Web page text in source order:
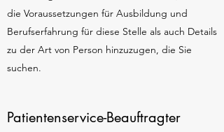
die Voraussetzungen für Ausbildung und
Berufserfahrung für diese Stelle als auch Details
zu der Art von Person hinzuzugen, die Sie
suchen.
Patientenservice-Beauftragter